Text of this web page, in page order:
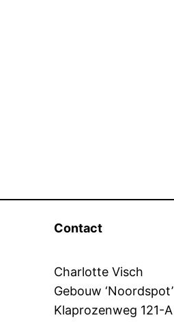
Contact
Charlotte Visch
Gebouw ‘Noordspot’
Klaprozenweg 121-A